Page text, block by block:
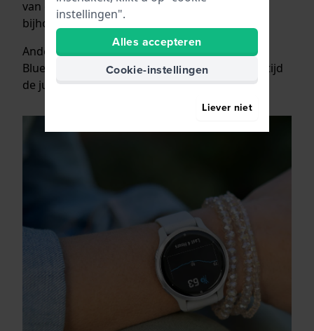
van ontvangen berichten, kunt je activiteiten
bijhouden en nog veel meer.
Andere smartwatches synchroniseren via
Bluetooth met je smartphone en hebben zo altijd
de juiste tijd en datum.
instellingen".
Alles accepteren
Cookie-instellingen
Liever niet